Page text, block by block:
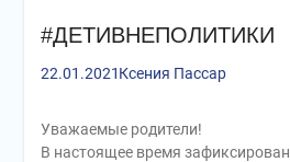
#ДЕТИВНЕПОЛИТИКИ
22.01.2021Ксения Пассар
Уважаемые родители!
В настоящее время